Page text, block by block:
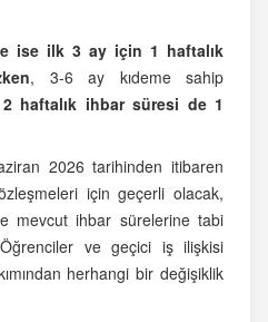
ise ilk 3 ay için 1 haftalık
, 3-6 ay kıdeme sahip
2 haftalık ihbar süresi de 1
2026 tarihinden itibaren
için geçerli olacak,
mevcut ihbar sürelerine tabi
ve geçici iş ilişkisi
herhangi bir değişiklik